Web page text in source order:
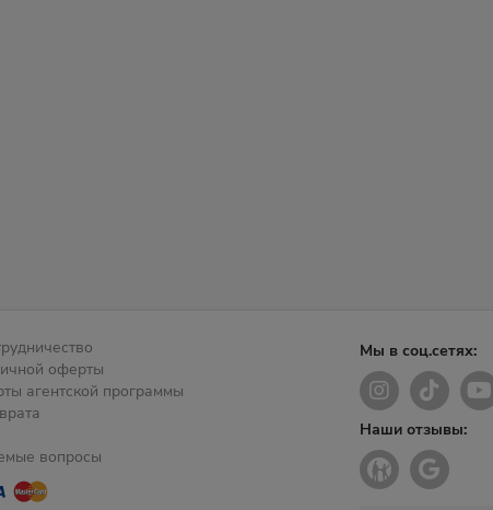
оферты
агентской программы
вопросы
Мы в соц.сетях:
Наши отзывы: